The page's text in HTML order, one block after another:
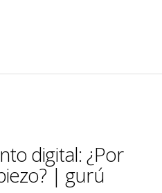
digital: ¿Por
| gurú